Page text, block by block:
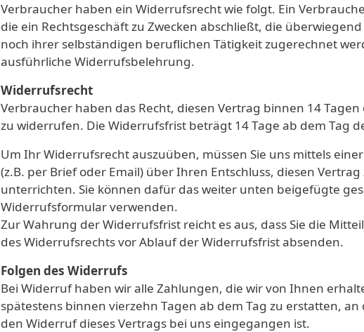
Verbraucher haben ein Widerrufsrecht wie folgt. Ein
die ein Rechtsgeschäft zu Zwecken abschließt, die
noch ihrer selbständigen beruflichen Tätigkeit zugerechnet
ausführliche Widerrufsbelehrung.
Widerrufsrecht
Verbraucher haben das Recht, diesen Vertrag binnen 14
zu widerrufen. Die Widerrufsfrist beträgt 14 Tage ab dem Tag
Um Ihr Widerrufsrecht auszuüben, müssen Sie uns mittels
(z.B. per Brief oder Email) über Ihren Entschluss, diesen
unterrichten. Sie können dafür das weiter unten beigefügte
Widerrufsformular verwenden.
Zur Wahrung der Widerrufsfrist reicht es aus, dass Sie die
des Widerrufsrechts vor Ablauf der Widerrufsfrist absenden.
Folgen des Widerrufs
Bei Widerruf haben wir alle Zahlungen, die wir von Ihnen
spätestens binnen vierzehn Tagen ab dem Tag zu erstatten,
den Widerruf dieses Vertrags bei uns eingegangen ist.